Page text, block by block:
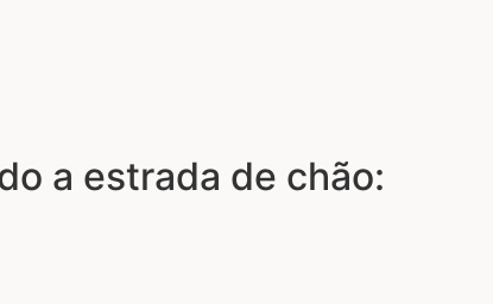
a estrada de chão: